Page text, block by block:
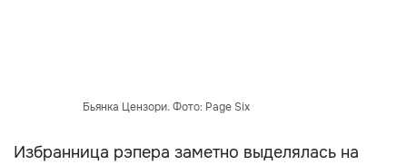
Бьянка Цензори. Фото: Page Six
Избранница рэпера заметно выделялась на